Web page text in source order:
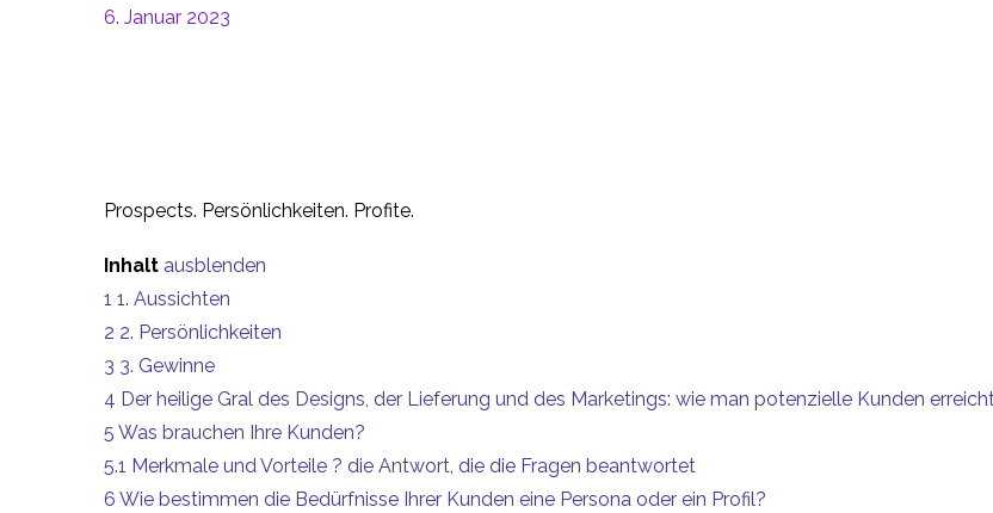
6. Januar 2023
Prospects. Persönlichkeiten. Profite.
Inhalt ausblenden
1 1. Aussichten
2 2. Persönlichkeiten
3 3. Gewinne
4 Der heilige Gral des Designs, der Lieferung und des Marketings: wie man potenzielle Kunden
5 Was brauchen Ihre Kunden?
5.1 Merkmale und Vorteile ? die Antwort, die die Fragen beantwortet
6 Wie bestimmen die Bedürfnisse Ihrer Kunden eine Persona oder ein Profil?